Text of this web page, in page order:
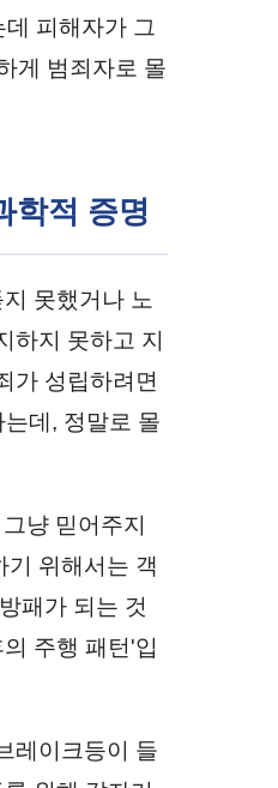
피해자가 그
게 범죄자로 몰
학적 증명
못했거나 노
하지 못하고 지
가 성립하려면
데, 정말로 몰
냥 믿어주지
기 위해서는 객
패가 되는 것
주행 패턴'입
레이크등이 들